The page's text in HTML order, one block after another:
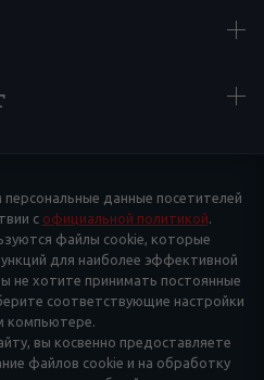
данные посетителей
с официальной политикой.
файлы cookie, которые
для наиболее эффективной
не хотите принимать постоянные
соответствующие настройки
компьютере.
вы косвенно предоставляете
файлов cookie и на обработку